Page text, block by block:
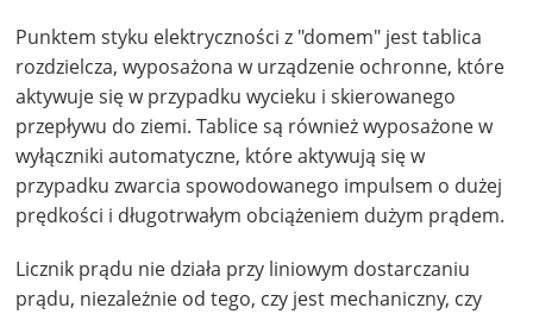
Punktem styku elektryczności z "domem" jest tablica
rozdzielcza, wyposażona w urządzenie ochronne, które
aktywuje się w przypadku wycieku i skierowanego
przepływu do ziemi. Tablice są również wyposażone w
wyłączniki automatyczne, które aktywują się w
przypadku zwarcia spowodowanego impulsem o dużej
prędkości i długotrwałym obciążeniem dużym prądem.
Licznik prądu nie działa przy liniowym dostarczaniu
prądu, niezależnie od tego, czy jest mechaniczny, czy